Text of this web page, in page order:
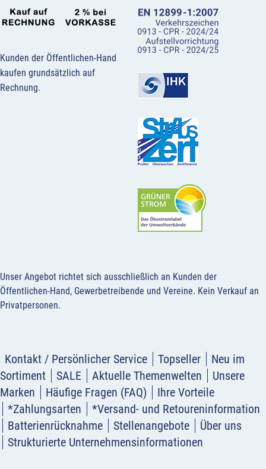
Kunden der Öffentlichen-Hand
kaufen grundsätzlich auf
Rechnung.
Unser Angebot richtet sich ausschließlich an Kunden der
Öffentlichen-Hand, Gewerbetreibende und Vereine. Kein Verkauf an
Privatpersonen.
Kontakt / Persönlicher Service Topseller
Neu im
Sortiment
SALE Aktuelle Themenwelten
Unsere
Marken
Häufige Fragen (FAQ)
Ihre Vorteile
*Zahlungsarten
*Versand- und Retoureninformation
Batterienrücknahme
Stellenangebote
Über uns
Strukturierte Unternehmensinformationen